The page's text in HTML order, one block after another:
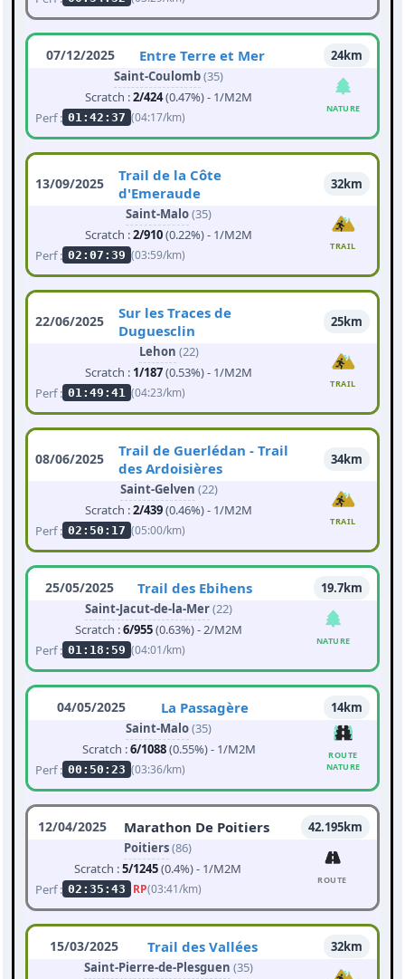
07/12/2025 Entre Terre et Mer
24km
Saint-Coulomb(35)
Scratch :2/424(0.47%) - 1/M2M
Perf : 01:42:37 (04:17/km)
NATURE
13/09/2025
Trail de la Côte
d'Emeraude
32km
Saint-Malo(35)
Scratch :2/910(0.22%) - 1/M2M
Perf : 02:07:39 (03:59/km)
TRAIL
22/06/2025
Sur les Traces de
Duguesclin
25km
Lehon (22)
Scratch : 1/187(0.53%) - 1/M2M
Perf : 01:49:41 (04:23/km)
TRAIL
08/06/2025
Trail de Guerlédan - Trail
des Ardoisières
34km
Saint-Gelven (22)
Scratch :2/439(0.46%) - 1/M2M
Perf : 02:50:17 (05:00/km)
TRAIL
25/05/2025 Trail des Ebihens
19.7km
Saint-Jacut-de-la-Mer(22)
Scratch :6/955(0.63%) - 2/M2M
Perf : 01:18:59 (04:01/km)
NATURE
04/05/2025 La Passagère
14km
Saint-Malo(35)
Scratch :6/1088(0.55%) - 1/M2M
Perf : 00:50:23 (03:36/km)
ROUTE
NATURE
12/04/2025 Marathon De Poitiers
42.195km
Poitiers(86)
Scratch :5/1245(0.4%) - 1/M2M
Perf : 02:35:43 RP(03:41/km)
ROUTE
15/03/2025 Trail des Vallées
32km
Saint-Pierre-de-Plesguen (35)